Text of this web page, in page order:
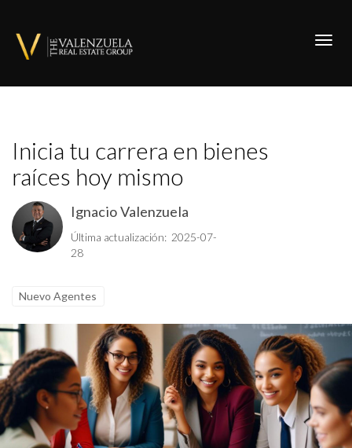
Inicia tu carrera en bienes
raíces hoy mismo
Ignacio Valenzuela
Última actualización: 2025-07-
28
Nuevo Agentes